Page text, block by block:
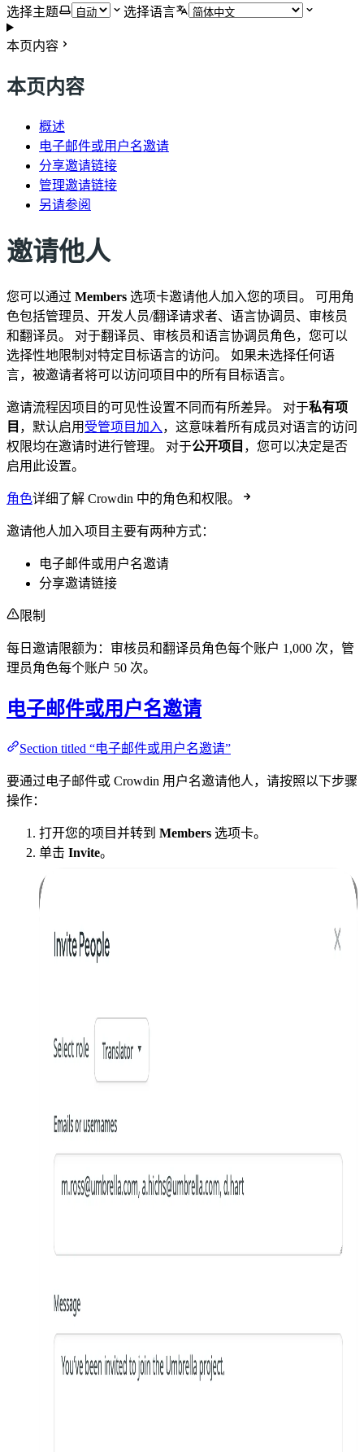
选择主题
选择语言
本页内容
本页内容
概述
电子邮件或用户名邀请
分享邀请链接
管理邀请链接
另请参阅
邀请他人
您可以通过 Members 选项卡邀请他人加入您的项目。 可用角
色包括管理员、开发人员/翻译请求者、语言协调员、审核员
和翻译员。 对于翻译员、审核员和语言协调员角色，您可以
选择性地限制对特定目标语言的访问。 如果未选择任何语
言，被邀请者将可以访问项目中的所有目标语言。
邀请流程因项目的可见性设置不同而有所差异。 对于私有项
目 ，默认启用 受管项目加入 ，这意味着所有成员对语言的访问
权限均在邀请时进行管理。 对于公开项目 ，您可以决定是否
启用此设置。
角色详细了解 Crowdin 中的角色和权限。
邀请他人加入项目主要有两种方式：
电子邮件或用户名邀请
分享邀请链接
限制
每日邀请限额为：审核员和翻译员角色每个账户 1,000 次，管
理员角色每个账户 50 次。
电子邮件或用户名邀请
Section titled “电子邮件或用户名邀请”
要通过电子邮件或 Crowdin 用户名邀请他人，请按照以下步骤
操作：
打开您的项目并转到 Members 选项卡。
单击 Invite。